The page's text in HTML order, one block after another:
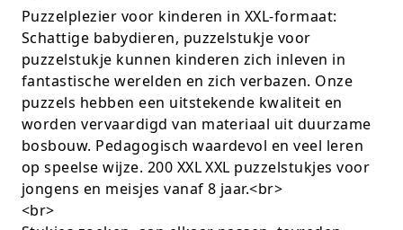
Puzzelplezier voor kinderen in XXL-formaat:
Schattige babydieren, puzzelstukje voor
puzzelstukje kunnen kinderen zich inleven in
fantastische werelden en zich verbazen. Onze
puzzels hebben een uitstekende kwaliteit en
worden vervaardigd van materiaal uit duurzame
bosbouw. Pedagogisch waardevol en veel leren
op speelse wijze. 200 XXL XXL puzzelstukjes voor
jongens en meisjes vanaf 8 jaar.<br>
<br>
K-pop Star
Little Dutch
Lumpin
Magnetic Construction Sets
Muziek
Opruiming
Perforators
Plakband
Post-It
Puntenslijpers
Rainbow
Rekenmachines